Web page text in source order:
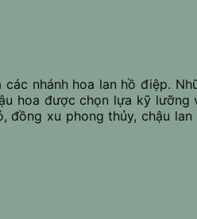
nhánh hoa lan hồ điệp.
hoa được chọn lựa kỹ lưỡng
xu phong thủy, chậu